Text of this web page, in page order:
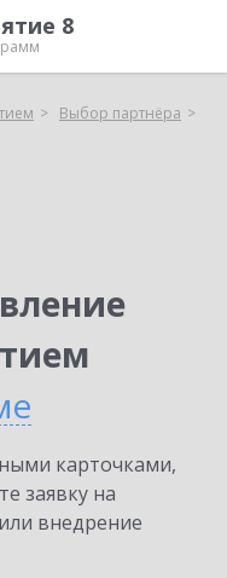
8
Выбор партнёра
карточками,
заявку на
внедрение